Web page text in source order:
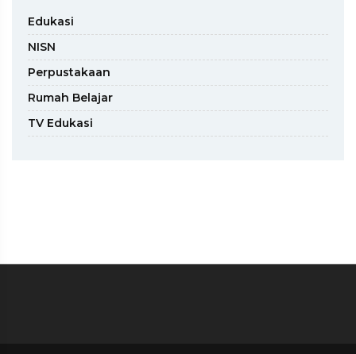
Edukasi
NISN
Perpustakaan
Rumah Belajar
TV Edukasi